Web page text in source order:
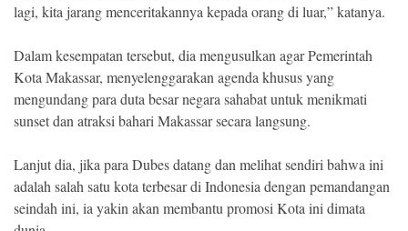
lagi, kita jarang menceritakannya kepada orang di luar,” katanya.
Dalam kesempatan tersebut, dia mengusulkan agar Pemerintah
Kota Makassar, menyelenggarakan agenda khusus yang
mengundang para duta besar negara sahabat untuk menikmati
sunset dan atraksi bahari Makassar secara langsung.
Lanjut dia, jika para Dubes datang dan melihat sendiri bahwa ini
adalah salah satu kota terbesar di Indonesia dengan pemandangan
seindah ini, ia yakin akan membantu promosi Kota ini dimata